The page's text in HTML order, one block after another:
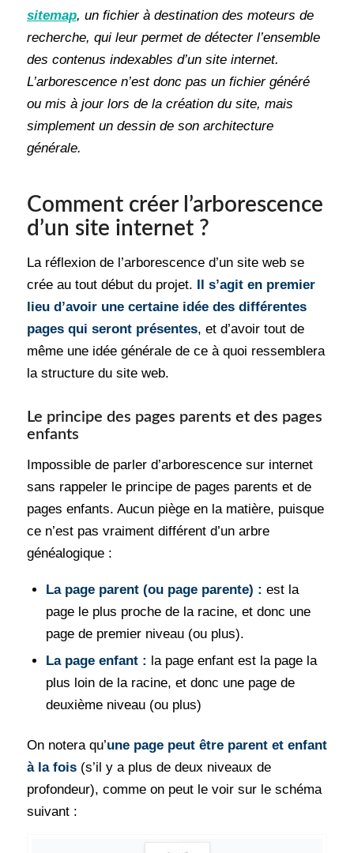
sitemap, un fichier à destination des moteurs de
recherche, qui leur permet de détecter l’ensemble
des contenus indexables d’un site internet.
L’arborescence n’est donc pas un fichier généré
ou mis à jour lors de la création du site, mais
simplement un dessin de son architecture
générale.
Comment créer l’arborescence
d’un site internet ?
La réflexion de l’arborescence d’un site web se
crée au tout début du projet. Il s’agit en premier
lieu d’avoir une certaine idée des différentes
pages qui seront présentes, et d’avoir tout de
même une idée générale de ce à quoi ressemblera
la structure du site web.
Le principe des pages parents et des pages
enfants
Impossible de parler d’arborescence sur internet
sans rappeler le principe de pages parents et de
pages enfants. Aucun piège en la matière, puisque
ce n’est pas vraiment différent d’un arbre
généalogique :
La page parent (ou page parente) : est la
page le plus proche de la racine, et donc une
page de premier niveau (ou plus).
La page enfant : la page enfant est la page la
plus loin de la racine, et donc une page de
deuxième niveau (ou plus)
On notera qu’une page peut être parent et enfant
à la fois(s’il y a plus de deux niveaux de
profondeur), comme on peut le voir sur le schéma
suivant :